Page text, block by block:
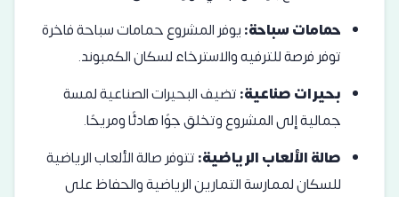
حمامات سباحة:يوفر المشروع حمامات سباحة فاخرة
توفر فرصة للترفيه والاسترخاء لسكان الكمبوند.
بحيرات صناعية:تضيف البحيرات الصناعية لمسة
جمالية إلى المشروع وتخلق جوًا هادئًا ومريحًا.
صالة الألعاب الرياضية:تتوفر صالة الألعاب الرياضية
للسكان لممارسة التمارين الرياضية والحفاظ على